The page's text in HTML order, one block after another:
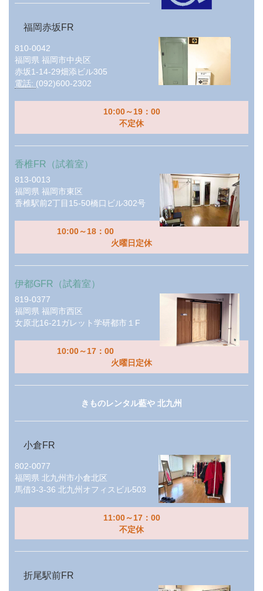
福岡赤坂FR
810-0042
福岡県 福岡市中央区
赤坂1-14-29畑添ビル305
電話: (092)600-2302
10:00～19：00
不定休
香椎FR（試着室）
813-0013
福岡県 福岡市東区
香椎駅前2丁目15-50橋口ビル302号
10:00～18：00
火曜日定休
伊都GFR（試着室）
819-0377
福岡県 福岡市西区
女原北16-21ガレット学研都市１F
10:00～17：00
火曜日定休
きものレンタル藍や 北九州
小倉FR
802-0077
福岡県 北九州市小倉北区
馬借3-3-36 北九州オフィスビル503
11:00～17：00
不定休
折尾駅前FR